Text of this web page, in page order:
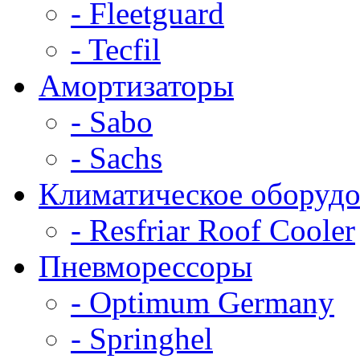
- Fleetguard
- Tecfil
Амортизаторы
- Sabo
- Sachs
Климатическое
- Resfriar Roof Cooler
Пневморессоры
- Optimum Germany
- Springhel